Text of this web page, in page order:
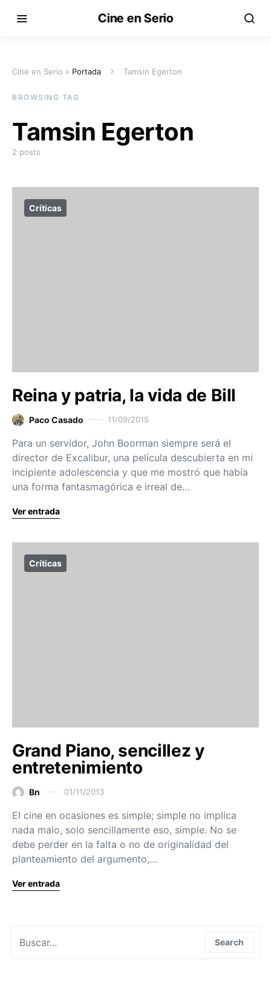
Cine en Serio
Cine en Serio » Portada Tamsin Egerton
BROWSING TAG
Tamsin Egerton
2 posts
Críticas
Reina y patria, la vida de Bill
Paco Casado 11/09/2015
Para un servidor, John Boorman siempre será el
director de Excalibur, una película descubierta en mi
incipiente adolescencia y que me mostró que había
una forma fantasmagórica e irreal de…
Ver entrada
Críticas
Grand Piano, sencillez y
entretenimiento
Bn 01/11/2013
El cine en ocasiones es simple; simple no implica
nada malo, solo sencillamente eso, simple. No se
debe perder en la falta o no de originalidad del
planteamiento del argumento,…
Ver entrada
Search